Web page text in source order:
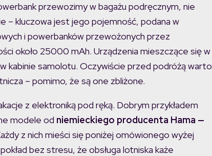
przewozimy w bagażu podręcznym, nie
– kluczowa jest jego pojemność, podana w
i powerbanków przewożonych przez
około 25000 mAh. Urządzenia mieszczące się w
kabinie samolotu. Oczywiście przed podróżą warto
– pomimo, że są one zbliżone.
z elektroniką pod ręką. Dobrym przykładem
modele od niemieckiego producenta Hama —
z nich mieści się poniżej omówionego wyżej
bez stresu, że obsługa lotniska każe